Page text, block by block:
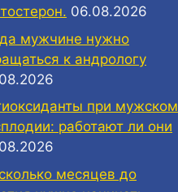
06.08.2026
мужчине нужно
к андрологу
при мужском
работают ли они
месяцев до